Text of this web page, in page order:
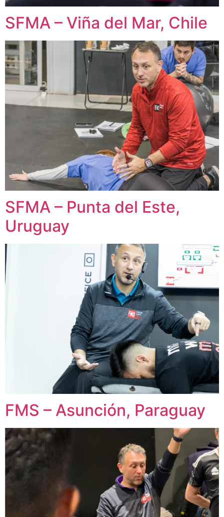
SFMA – Viña del Mar, Chile
SFMA – Punta del Este,
Uruguay
FMS – Asunción, Paraguay